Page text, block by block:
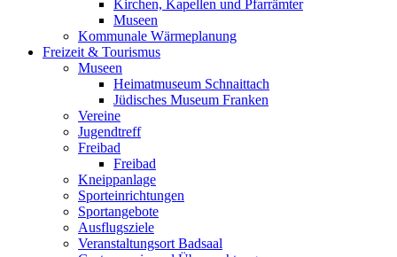
Kirchen, Kapellen und Pfarrämter
Museen
Kommunale Wärmeplanung
Freizeit & Tourismus
Museen
Heimatmuseum Schnaittach
Jüdisches Museum Franken
Vereine
Jugendtreff
Freibad
Freibad
Kneippanlage
Sporteinrichtungen
Sportangebote
Ausflugsziele
Veranstaltungsort Badsaal